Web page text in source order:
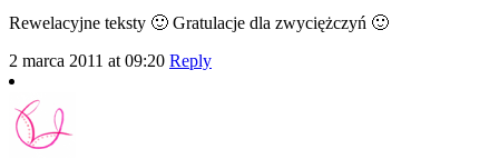
Rewelacyjne teksty 🙂 Gratulacje dla zwyciężczyń 🙂
2 marca 2011 at 09:20 Reply